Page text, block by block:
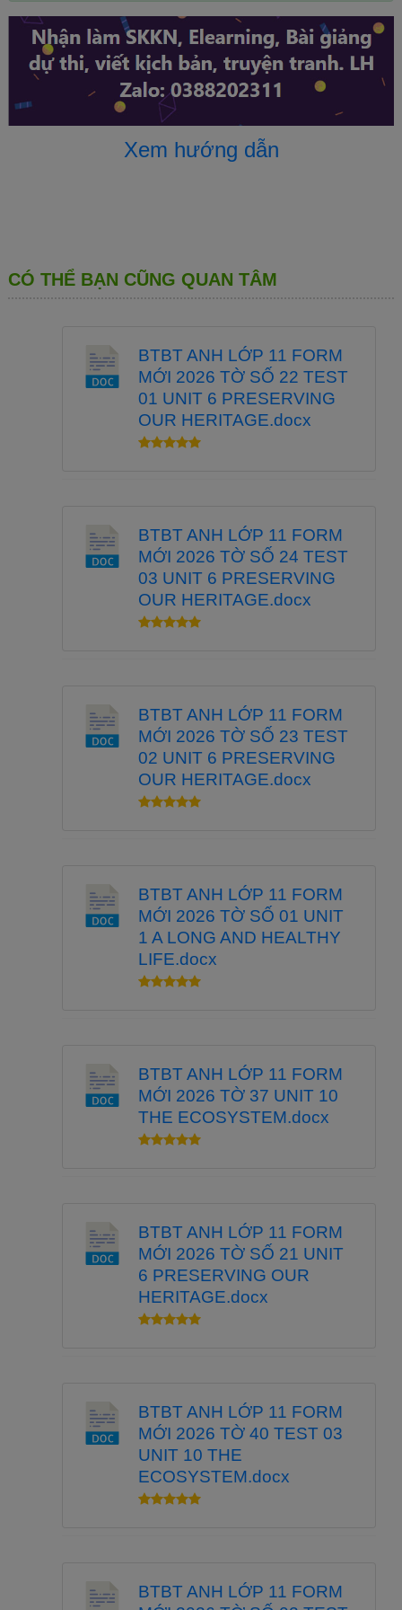
Xem hướng dẫn
CÓ THỂ BẠN CŨNG QUAN TÂM
BTBT ANH LỚP 11 FORM
MỚI 2026 TỜ SỐ 22 TEST
01 UNIT 6 PRESERVING
OUR HERITAGE.docx
BTBT ANH LỚP 11 FORM
MỚI 2026 TỜ SỐ 24 TEST
03 UNIT 6 PRESERVING
OUR HERITAGE.docx
BTBT ANH LỚP 11 FORM
MỚI 2026 TỜ SỐ 23 TEST
02 UNIT 6 PRESERVING
OUR HERITAGE.docx
BTBT ANH LỚP 11 FORM
MỚI 2026 TỜ SỐ 01 UNIT
1 A LONG AND HEALTHY
LIFE.docx
BTBT ANH LỚP 11 FORM
MỚI 2026 TỜ 37 UNIT 10
THE ECOSYSTEM.docx
BTBT ANH LỚP 11 FORM
MỚI 2026 TỜ SỐ 21 UNIT
6 PRESERVING OUR
HERITAGE.docx
BTBT ANH LỚP 11 FORM
MỚI 2026 TỜ 40 TEST 03
UNIT 10 THE
ECOSYSTEM.docx
BTBT ANH LỚP 11 FORM